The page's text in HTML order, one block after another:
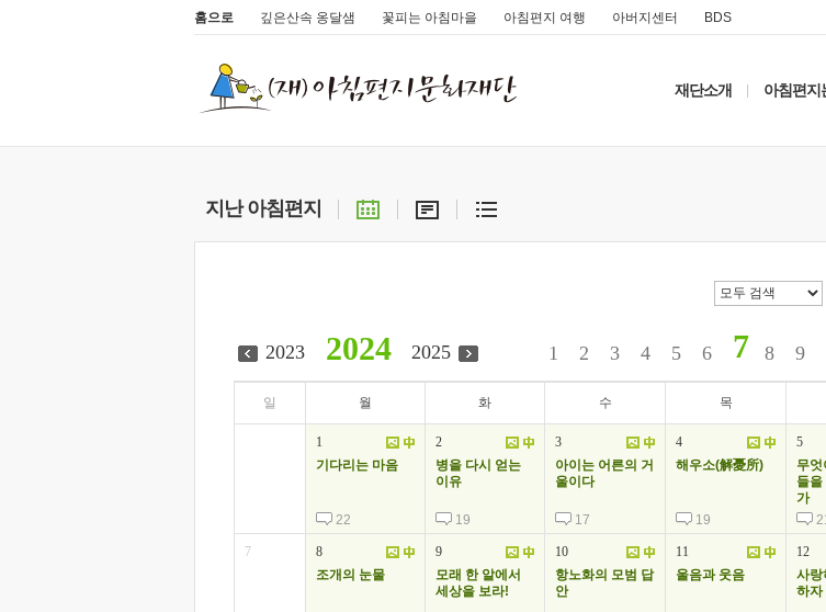
홈으로 깊은산속 옹달샘 꽃피는 아침마을 아침편지 여행 아버지센터 BDS
재단소개 아침편지
지난 아침편지
2024
2023 2025 1 2 3 4 5 6 7 8 9
일 월 화 수 목
1
기다리는 마음
22
2
병을 다시 얻는
이유
19
3
아이는 어른의 거
울이다
17
4
해우소(解憂所)
19
5
무엇
들을
가
7
8
조개의 눈물
9
모래 한 알에서
세상을 보라!
10
항노화의 모범 답
안
11
울음과 웃음
12
사랑
하자